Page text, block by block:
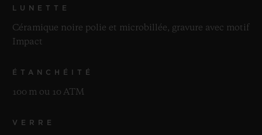
LUNETTE
Céramique noire polie et microbillée, gravure avec motif
Impact
ÉTANCHÉITÉ
100 m ou 10 ATM
VERRE